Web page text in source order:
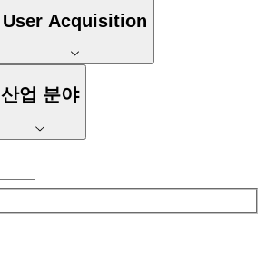
User Acquisition
산업 분야